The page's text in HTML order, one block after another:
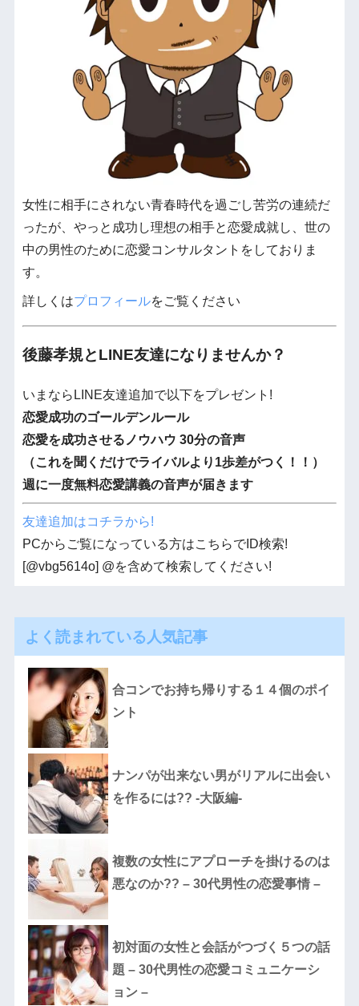
女性に相手にされない青春時代を過ごし苦労の連続だ
ったが、やっと成功し理想の相手と恋愛成就し、世の
中の男性のために恋愛コンサルタントをしておりま
す。
詳しくはプロフィールをご覧ください
後藤孝規とLINE友達になりませんか？
いまならLINE友達追加で以下をプレゼント!
恋愛成功のゴールデンルール
恋愛を成功させるノウハウ 30分の音声
（これを聞くだけでライバルより1歩差がつく！！）
週に一度無料恋愛講義の音声が届きます
友達追加はコチラから!
PCからご覧になっている方はこちらでID検索!
[@vbg5614o] @を含めて検索してください!
よく読まれている人気記事
合コンでお持ち帰りする１４個のポイ
ント
ナンパが出来ない男がリアルに出会い
を作るには?? -大阪編-
複数の女性にアプローチを掛けるのは
悪なのか?? – 30代男性の恋愛事情 –
初対面の女性と会話がつづく５つの話
題 – 30代男性の恋愛コミュニケーシ
ョン –